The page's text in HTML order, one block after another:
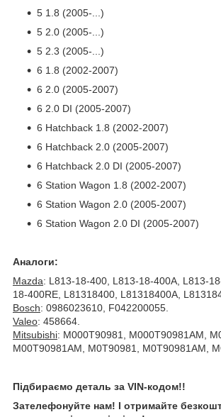
5 1.8 (2005-...)
5 2.0 (2005-...)
5 2.3 (2005-...)
6 1.8 (2002-2007)
6 2.0 (2005-2007)
6 2.0 DI (2005-2007)
6 Hatchback 1.8 (2002-2007)
6 Hatchback 2.0 (2005-2007)
6 Hatchback 2.0 DI (2005-2007)
6 Station Wagon 1.8 (2002-2007)
6 Station Wagon 2.0 (2005-2007)
6 Station Wagon 2.0 DI (2005-2007)
Аналоги:
Mazda: L813-18-400, L813-18-400A, L813-
18-400RE, L81318400, L81318400A,
Bosch: 0986023610, F042200055.
Valeo: 458664.
Mitsubishi: M000T90981, M000T90981AM,
M00T90981AM, M0T90981, M0T90981AM,
Підбираємо деталь за VIN-кодом!!
Зателефонуйте нам! І отримайте